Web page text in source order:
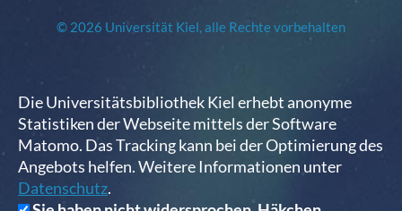
© 2026 Universität Kiel, alle Rechte vorbehalten
Die Universitätsbibliothek Kiel erhebt anonyme
Statistiken der Webseite mittels der Software
Matomo. Das Tracking kann bei der Optimierung des
Angebots helfen. Weitere Informationen unter
Datenschutz.